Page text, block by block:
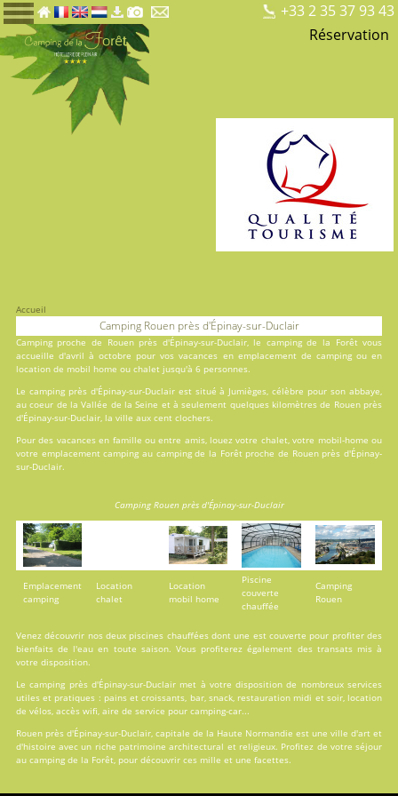
+33 2 35 37 93 43
Réservation
Accueil
Camping Rouen près d'Épinay-sur-Duclair
Camping proche de Rouen près d'Épinay-sur-Duclair, le camping de la Forêtvous
accueille d'avril à octobre pour vos vacances en emplacement de campingou en
locationde mobil home ou chalet jusqu'à 6 personnes.
Le camping près d'Épinay-sur-Duclair est situé à Jumièges, célèbre pour son abbaye,
au coeur de la Vallée de la Seine et à seulement quelques kilomètres de Rouen près
d'Épinay-sur-Duclair, la ville aux cent clochers.
Pour des vacances en famille ou entre amis, louez votre chalet, votre mobil-home ou
votre emplacement camping au camping de la Forêt proche de Rouen près d'Épinay-
sur-Duclair.
Camping Rouen près d'Épinay-sur-Duclair
Emplacement
camping
Location
chalet
Location
mobil home
Piscine
couverte
chauffée
Camping
Rouen
Venez découvrir nos deux piscines chauffées dont une est couverte pour profiter des
bienfaits de l'eau en toute saison. Vous profiterez également des transats mis à
votre disposition.
Le camping près d'Épinay-sur-Duclair met à votre disposition de nombreux services
utiles et pratiques : pains et croissants, bar, snack, restauration midi et soir, location
de vélos, accès wifi, aire de service pour camping-car...
Rouen près d'Épinay-sur-Duclair, capitale de la Haute Normandie est une ville d'art et
d'histoire avec un riche patrimoine architectural et religieux. Profitez de votre séjour
au camping de la Forêt, pour découvrir ces mille et une facettes.